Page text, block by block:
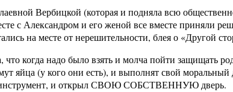
Вербицкой (которая и подняла всю
с Александром и его женой все вместе
на месте от нерешительности, блея о «Другой
что когда надо было взять и молча пойти защищать
яйца (у кого они есть), и выполнят свой
инструмент, и открыл СВОЮ СОБСТВЕННУЮ дверь.